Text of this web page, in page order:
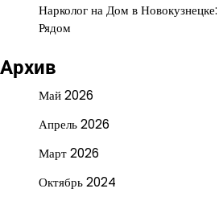
Нарколог на Дом в
Рядом
Архив
Май 2026
Апрель 2026
Март 2026
Октябрь 2024